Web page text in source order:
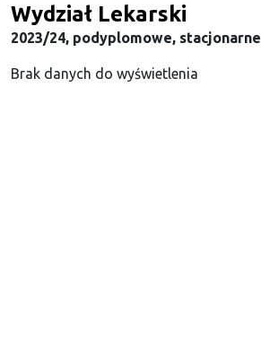
Wydział Lekarski
2023/24, podyplomowe, stacjonarne
Brak danych do wyświetlenia